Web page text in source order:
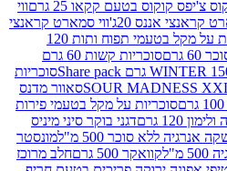
בטעם קקאו 25 גרם
ווי
20ג'
ווי סמארט קראנצי
SKILLS DUO סוכריות על מקל בטעמי תפוח ותות 120
סוכריות קשות 60 גרם
סוכריות
סאוור מדנס
על מקל בטעמי פירות
דגני בוקר סיני מיניס
500 מ"ל
מונסטר
קוואקר 500 גרם
חלב מרוכז